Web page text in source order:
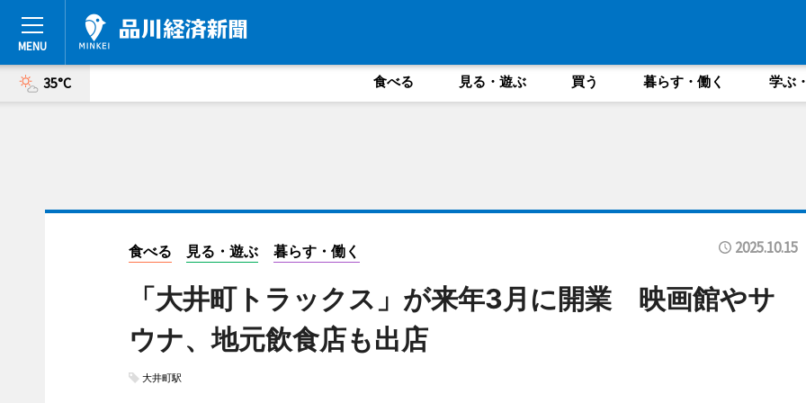
35°C 食べる 見る・遊ぶ 買う 暮らす・働く 学ぶ
食べる 見る・遊ぶ 暮らす・働く 2025.10.15
「大井町トラックス」が来年3月に開業 映画館やサ
ウナ、地元飲食店も出店
大井町駅